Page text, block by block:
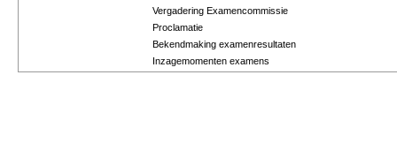
Vergadering Examencommissie
Proclamatie
Bekendmaking examenresultaten
Inzagemomenten examens